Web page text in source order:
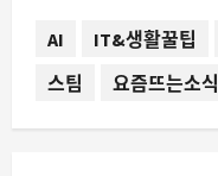
요즘
국
AI IT&생활꿀팁
스팀
요즘뜨는소식